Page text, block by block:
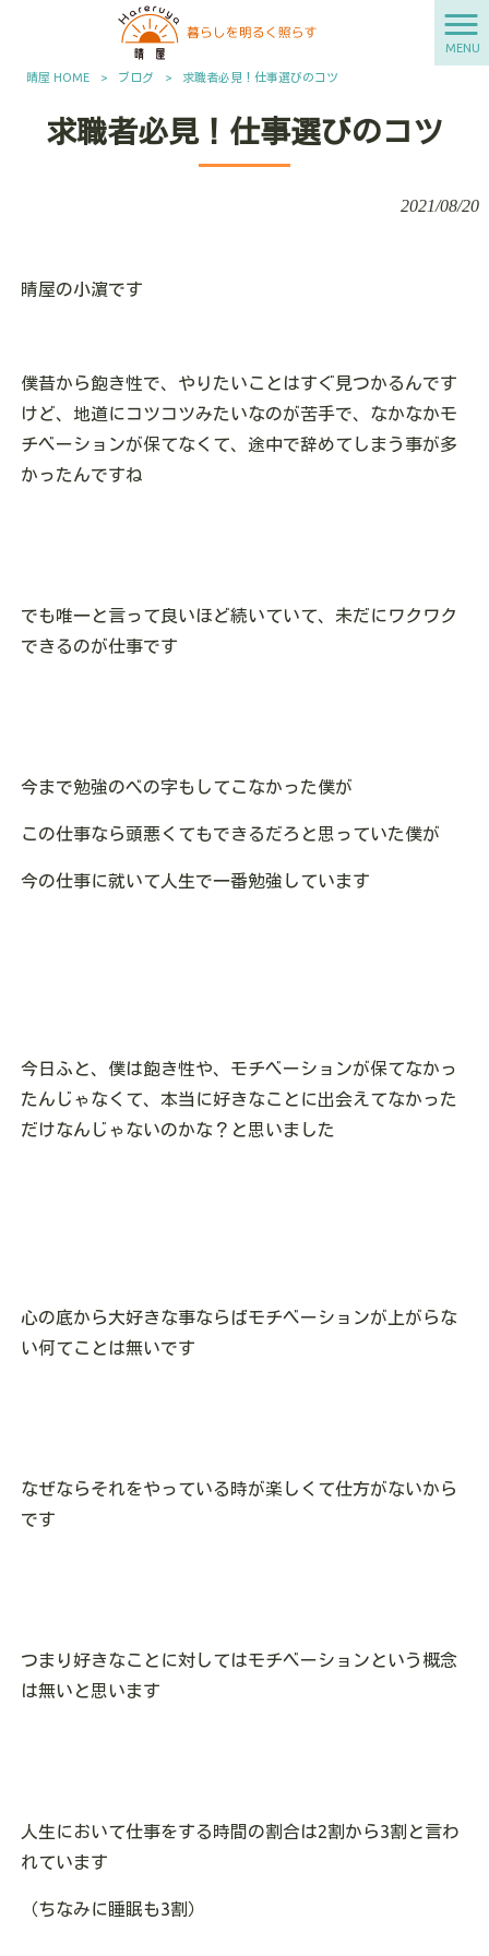
MENU
晴屋 HOME > ブログ > 求職者必見！仕事選びのコツ
求職者必見！仕事選びのコツ
2021/08/20
晴屋の小濵です
僕昔から飽き性で、やりたいことはすぐ見つかるんです
けど、地道にコツコツみたいなのが苦手で、なかなかモ
チベーションが保てなくて、途中で辞めてしまう事が多
かったんですね
でも唯一と言って良いほど続いていて、未だにワクワク
できるのが仕事です
今まで勉強のべの字もしてこなかった僕が
この仕事なら頭悪くてもできるだろと思っていた僕が
今の仕事に就いて人生で一番勉強しています
今日ふと、僕は飽き性や、モチベーションが保てなかっ
たんじゃなくて、本当に好きなことに出会えてなかった
だけなんじゃないのかな？と思いました
心の底から大好きな事ならばモチベーションが上がらな
い何てことは無いです
なぜならそれをやっている時が楽しくて仕方がないから
です
つまり好きなことに対してはモチベーションという概念
は無いと思います
人生において仕事をする時間の割合は2割から3割と言わ
れています
（ちなみに睡眠も3割）